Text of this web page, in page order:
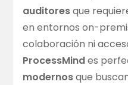
auditoresque
en entornos on-
colaboración ni
ProcessMindes
modernosque